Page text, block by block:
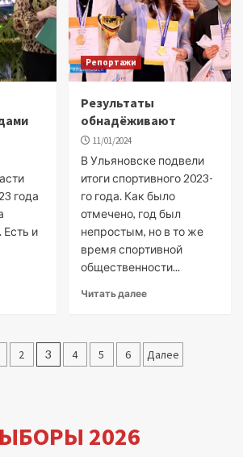
года
Есть и
Репортажи
Результаты
обнадёживают
11/01/2024
В Ульяновске подвели
итоги спортивного 2023-
го года. Как было
отмечено, год был
непростым, но в то же
время спортивной
общественности...
Читать далее
2 3 4 5 6 Далее
2026